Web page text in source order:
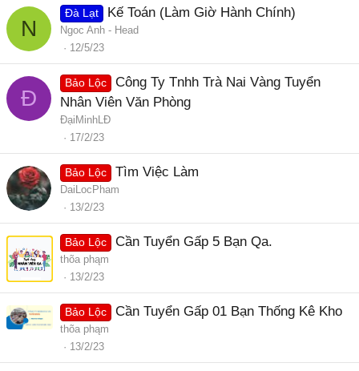
N
Đà Lạt Kế Toán (Làm Giờ Hành Chính)
Ngoc Anh - Head
12/5/23
Đ
Bảo Lộc
Công Ty Tnhh Trà Nai Vàng Tuyển
Nhân Viên Văn Phòng
ĐạiMinhLĐ
17/2/23
Bảo Lộc Tìm Việc Làm
DaiLocPham
13/2/23
Bảo Lộc Cần Tuyển Gấp 5 Bạn Qa.
thõa phąm
13/2/23
Bảo Lộc Cần Tuyển Gấp 01 Bạn Thống Kê Kho
thõa phąm
13/2/23